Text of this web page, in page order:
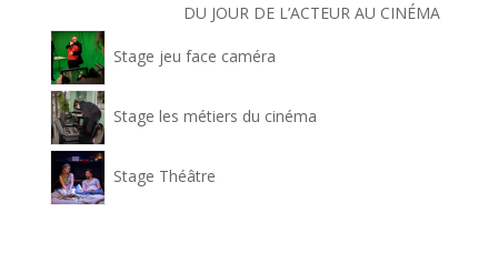
DU JOUR DE L’ACTEUR AU CINÉMA
Stage jeu face caméra
Stage les métiers du cinéma
Stage Théâtre